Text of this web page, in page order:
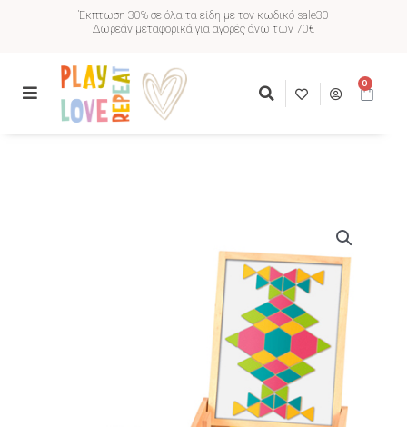
Έκπτωση 30% σε όλα τα είδη με τον κωδικό sale30
Δωρεάν μεταφορικά για αγορές άνω των 70€
0